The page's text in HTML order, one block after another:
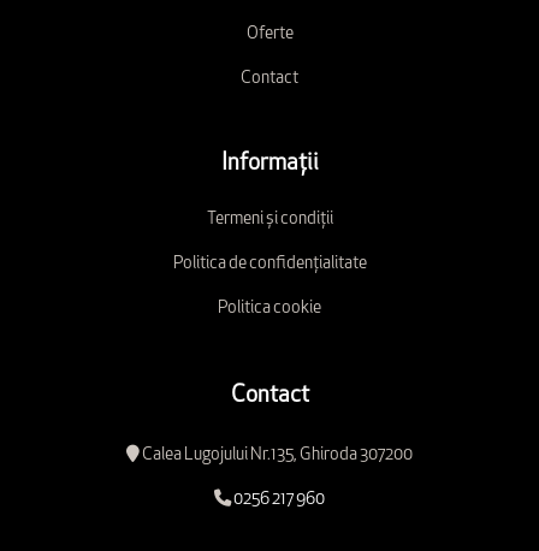
Oferte
Contact
Informații
Termeni și condiții
Politica de confidențialitate
Politica cookie
Contact
Calea Lugojului Nr.135, Ghiroda 307200
0256 217 960